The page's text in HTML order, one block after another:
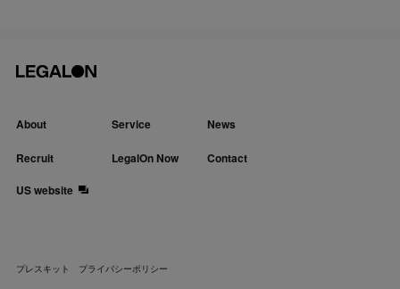
About Service News
Recruit LegalOn Now
Contact
US website
プレスキット プライバシーポリシー